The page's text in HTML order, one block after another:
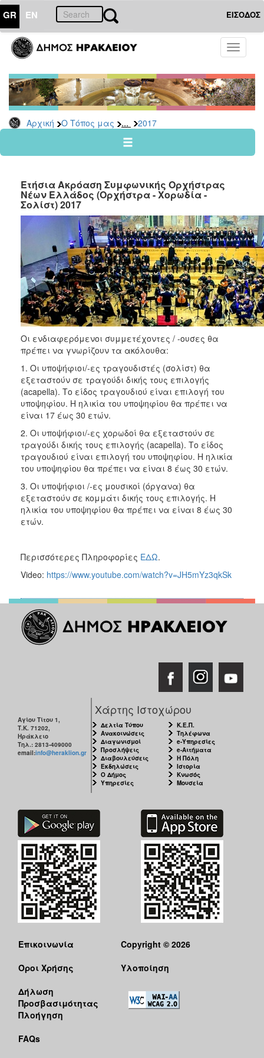
GR EN ΕΙΣΟΔΟΣ
Toggle
Αρχική Ο Τόπος μας ... 2017
ΤΟΠΟΣ
ΜΑΣ
Ανακοινώσεις
Αρχείο
2026
2024
2022
2021
2019
2018
2017
2016
2015
2011
ΔΗΜΟΣ
ΠΟΛΙΤΙΣΜΟΣ
ΑΝΘΕΚΤΙΚΗ
Ετήσια Ακρόαση Συμφωνικής Ορχήστρας
Νέων Ελλάδος (Ορχήστρα - Χορωδία -
Σολίστ) 2017
Οι ενδιαφερόμενοι συμμετέχοντες / -ουσες θα
πρέπει να γνωρίζουν τα ακόλουθα:
1. Οι υποψήφιοι/-ες τραγουδιστές (σολίστ) θα
εξεταστούν σε τραγούδι δικής τους επιλογής
(acapella). Το είδος τραγουδιού είναι επιλογή του
υποψηφίου. Η ηλικία του υποψηφίου θα πρέπει να
είναι 17 έως 30 ετών.
2. Οι υποψήφιοι/-ες χορωδοί θα εξεταστούν σε
τραγούδι δικής τους επιλογής (acapella). Το είδος
τραγουδιού είναι επιλογή του υποψηφίου. Η ηλικία
του υποψηφίου θα πρέπει να είναι 8 έως 30 ετών.
3. Οι υποψήφιοι /-ες μουσικοί (όργανα) θα
εξεταστούν σε κομμάτι δικής τους επιλογής. Η
ηλικία του υποψηφίου θα πρέπει να είναι 8 έως 30
ετών.
Περισσότερες Πληροφορίες ΕΔΩ.
Video: https://www.youtube.com/watch?v=JH5mYz3qkSk
Αγίου Τίτου 1,
Τ.Κ. 71202,
Ηράκλειο
Τηλ.: 2813-409000
email:info@heraklion.gr
Χάρτης Ιστοχώρου
Δελτία Τύπου
Ανακοινώσεις
Διαγωνισμοί
Προσλήψεις
Διαβουλεύσεις
Εκδηλώσεις
Ο Δήμος
Υπηρεσίες
Κ.Ε.Π.
Τηλέφωνα
e-Υπηρεσίες
e-Αιτήματα
Η Πόλη
Ιστορία
Κνωσός
Μουσεία
Επικοινωνία
Όροι Χρήσης
Δήλωση
Προσβασιμότητας
Πλοήγηση
FAQs
Copyright © 2026
Υλοποίηση